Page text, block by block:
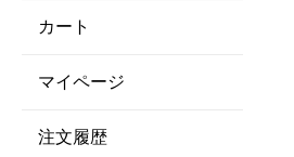
カート
マイページ
注文履歴